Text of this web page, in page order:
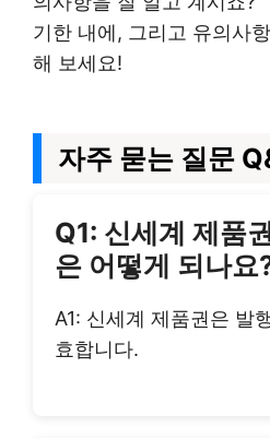
기한 내에, 그리고 유의사
해 보세요!
자주 묻는 질문
Q1: 신세계 제품
은 어떻게 되나요
A1: 신세계 제품권은 발
효합니다.